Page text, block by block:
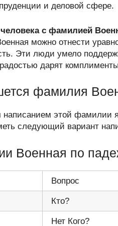
и деловой сфере.
человека с фамилией
можно отнести
Эти люди умело
дарят
фамилия
написанием этой фамилии
следующий вариант
Военная по
Вопрос
Кто?
Нет Кого?